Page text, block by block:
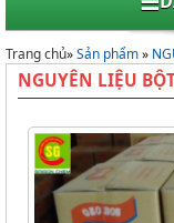
Trang chủ»Sản phẩm»
NGUYÊN LIỆU